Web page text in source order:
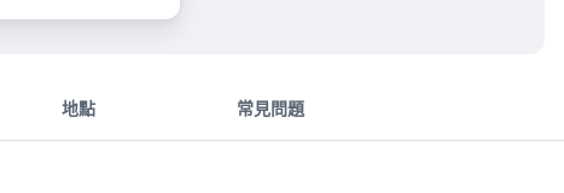
地點 常見問題